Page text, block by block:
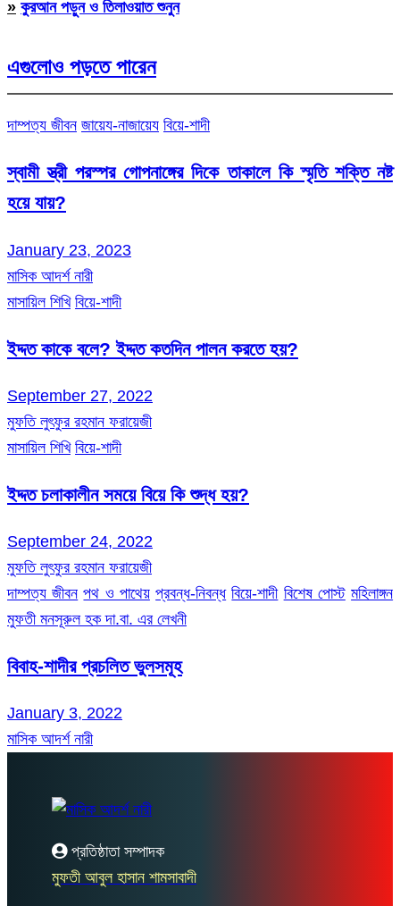
» কুরআন পড়ুন ও তিলাওয়াত শুনুন
এগুলোও পড়তে পারেন
দাম্পত্য জীবন জায়েয-নাজায়েয বিয়ে-শাদী
স্বামী স্ত্রী পরস্পর গোপনাঙ্গের দিকে তাকালে কি স্মৃতি শক্তি নষ্ট
হয়ে যায়?
January 23, 2023
মাসিক আদর্শ নারী
মাসায়িল শিখি বিয়ে-শাদী
ইদ্দত কাকে বলে? ইদ্দত কতদিন পালন করতে হয়?
September 27, 2022
মুফতি লুৎফুর রহমান ফরায়েজী
মাসায়িল শিখি বিয়ে-শাদী
ইদ্দত চলাকালীন সময়ে বিয়ে কি শুদ্ধ হয়?
September 24, 2022
মুফতি লুৎফুর রহমান ফরায়েজী
দাম্পত্য জীবন পথ ও পাথেয় প্রবন্ধ-নিবন্ধ বিয়ে-শাদী বিশেষ পোস্ট মহিলাঙ্গন
মুফতী মনসূরুল হক দা.বা. এর লেখনী
বিবাহ-শাদীর প্রচলিত ভুলসমূহ
January 3, 2022
মাসিক আদর্শ নারী
প্রতিষ্ঠাতা সম্পাদক
মুফতী আবুল হাসান শামসাবাদী